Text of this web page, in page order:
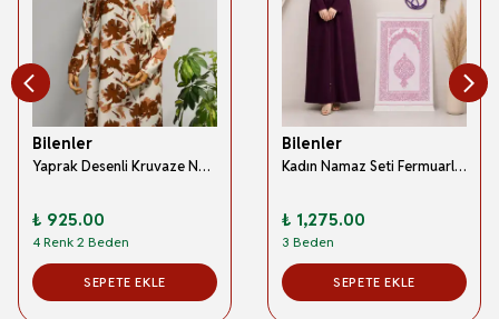
Bilenler
Yaprak Desenli Kruvaze Namaz Elbisesi – %100 Viskon, Yandan Bağlamalı 36-46 Beden
₺ 925.00
4 Renk 2 Beden
SEPETE EKLE
Bilenler
Kadın Namaz Seti Fermuarlı Namaz Elbisesi Seccade Örtü Yasin Tesbih Zikirmatik Set - Mor
₺ 1,275.00
3 Beden
SEPETE EKLE